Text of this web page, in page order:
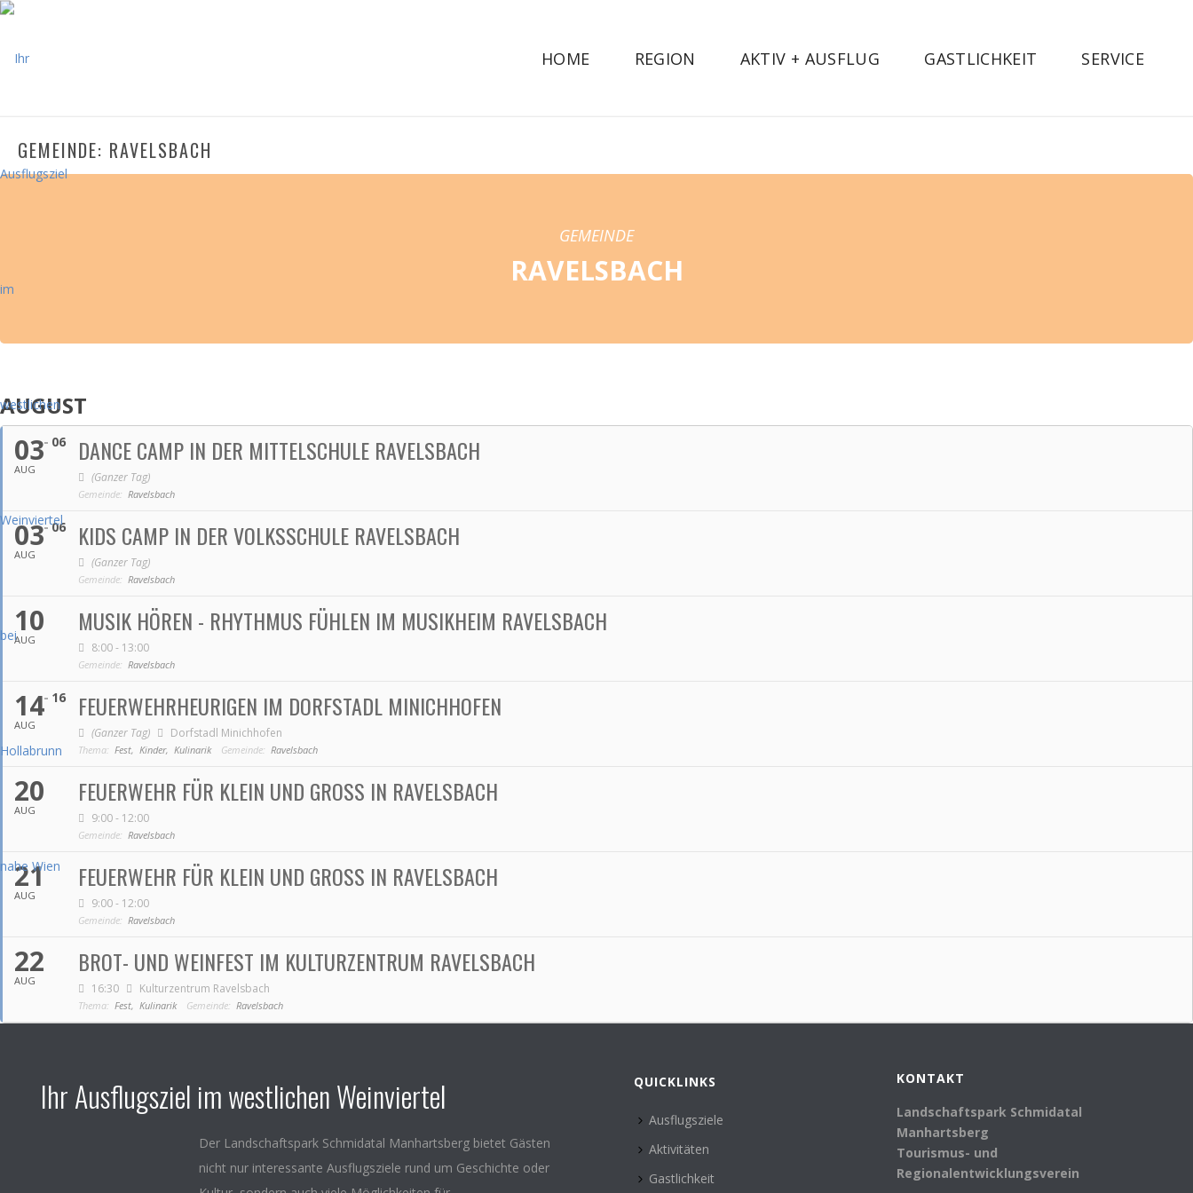
HOME REGION AKTIV + AUSFLUG GASTLICHKEIT SERVICE
GEMEINDE: RAVELSBACH
GEMEINDE
RAVELSBACH
AUGUST
03
AUG
06 DANCE CAMP IN DER MITTELSCHULE RAVELSBACH
(Ganzer Tag)
Gemeinde: Ravelsbach
03
AUG
06 KIDS CAMP IN DER VOLKSSCHULE RAVELSBACH
(Ganzer Tag)
Gemeinde: Ravelsbach
10
AUG
MUSIK HÖREN - RHYTHMUS FÜHLEN IM MUSIKHEIM RAVELSBACH
8:00 - 13:00
Gemeinde: Ravelsbach
14
AUG
16 FEUERWEHRHEURIGEN IM DORFSTADL MINICHHOFEN
(Ganzer Tag) Dorfstadl Minichhofen
Thema: Fest, Kinder, Kulinarik Gemeinde: Ravelsbach
20
AUG
FEUERWEHR FÜR KLEIN UND GROSS IN RAVELSBACH
9:00 - 12:00
Gemeinde: Ravelsbach
21
AUG
FEUERWEHR FÜR KLEIN UND GROSS IN RAVELSBACH
9:00 - 12:00
Gemeinde: Ravelsbach
22
AUG
BROT- UND WEINFEST IM KULTURZENTRUM RAVELSBACH
16:30 Kulturzentrum Ravelsbach
Thema: Fest, Kulinarik Gemeinde: Ravelsbach
Ihr Ausflugsziel im westlichen Weinviertel
Der Landschaftspark Schmidatal Manhartsberg bietet Gästen
nicht nur interessante Ausflugsziele rund um Geschichte oder
QUICKLINKS
Ausflugsziele
Aktivitäten
Gastlichkeit
KONTAKT
Landschaftspark Schmidatal
Manhartsberg
Tourismus- und
Regionalentwicklungsverein